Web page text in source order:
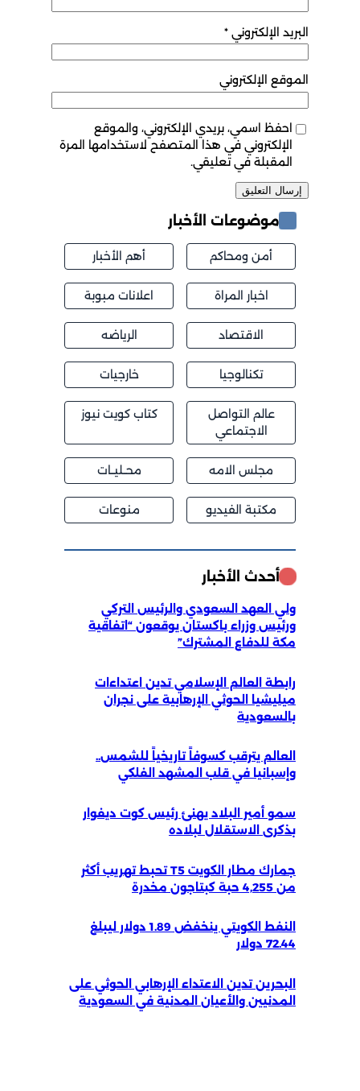
البريد الإلكتروني *
الموقع الإلكتروني
احفظ اسمي، بريدي الإلكتروني، والموقع
الإلكتروني في هذا المتصفح لاستخدامها المرة
المقبلة في تعليقي.
موضوعات الأخبار
أمن ومحاكم أهم الأخبار
اخبار المراة اعلانات مبوبة
الاقتصاد الرياضه
تكنالوجيا خارجيات
عالم التواصل
الاجتماعي
كتاب كويت نيوز
مجلس الامه محــليــات
مكتبة الفيديو منوعات
أحدث الأخبار
ولي العهد السعودي والرئيس التركي
ورئيس وزراء باكستان يوقعون “اتفاقية
مكة للدفاع المشترك”
رابطة العالم الإسلامي تدين اعتداءات
ميليشيا الحوثي الإرهابية على نجران
بالسعودية
العالم يترقب كسوفاً تاريخياً للشمس..
وإسبانيا في قلب المشهد الفلكي
سمو أمير البلاد يهنئ رئيس كوت ديفوار
بذكرى الاستقلال لبلاده
جمارك مطار الكويت T5 تحبط تهريب أكثر
من 4,255 حبة كبتاجون مخدرة
النفط الكويتي ينخفض 1.89 دولار ليبلغ
72.44 دولار
البحرين تدين الاعتداء الإرهابي الحوثي على
المدنيين والأعيان المدنية في السعودية